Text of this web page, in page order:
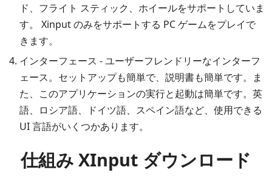
ド、フライト スティック、ホイールをサポートしていま
す。 Xinput のみをサポートする PC ゲームをプレイで
きます。
インターフェース - ユーザーフレンドリーなインターフ
ェース。セットアップも簡単で、説明書も簡単です。ま
た、このアプリケーションの実行と起動は簡単です。英
語、ロシア語、ドイツ語、スペイン語など、使用できる
UI 言語がいくつかあります。
仕組み XInput ダウンロード